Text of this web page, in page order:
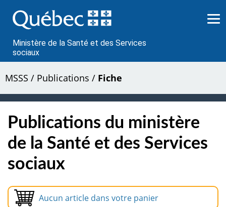
au
contenu
Ministère de la Santé et des Services
sociaux
MSSS / Publications / Fiche
Publications du ministère
de la Santé et des Services
sociaux
Aucun article dans votre panier